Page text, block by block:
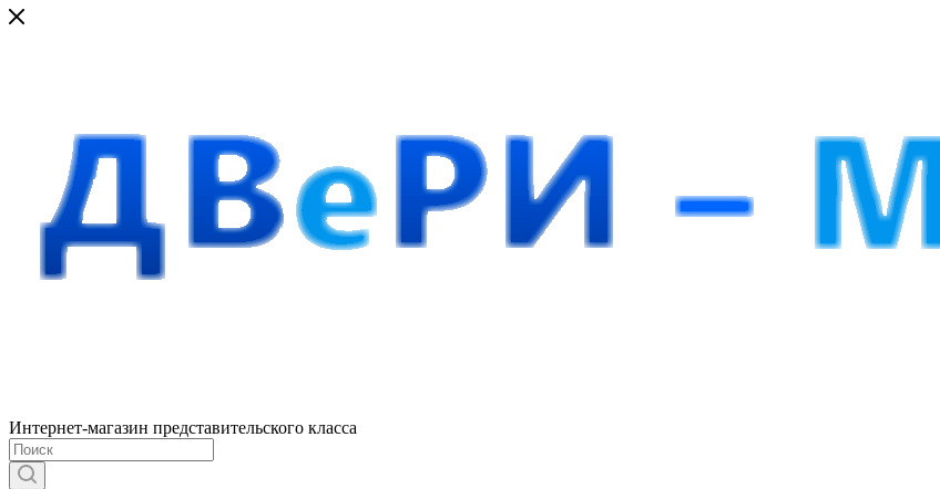
Интернет-магазин представительского класса